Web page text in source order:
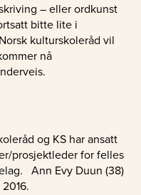
– eller ordkunst
bitte lite i
kulturskoleråd vil
nå
og KS har ansatt
prosjektleder for felles
Ann Evy Duun (38)